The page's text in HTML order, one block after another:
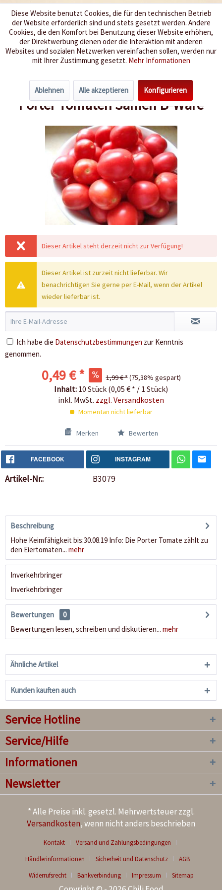
Wir würzen Ihr Leben
Menü
Übersicht Fundgrube
Porter Tomaten Samen B-Ware
Dieser Artikel steht derzeit nicht zur Verfügung!
Dieser Artikel ist zurzeit nicht lieferbar. Wir
benachrichtigen Sie gerne per E-Mail, wenn der Artikel
wieder lieferbar ist.
Ich habe die Datenschutzbestimmungen zur Kenntnis
genommen.
0,49 € * 1,99 € *(75,38% gespart)
Inhalt: 10 Stück (0,05 € * / 1 Stück)
inkl. MwSt. zzgl. Versandkosten
Momentan nicht lieferbar
Merken Bewerten
FACEBOOK INSTAGRAM
Artikel-Nr.: B3079
Beschreibung
Hohe Keimfähigkeit bis:30.08.19 Info: Die Porter Tomate zählt zu
den Eiertomaten... mehr
Inverkehrbringer
Inverkehrbringer
Bewertungen
0
Bewertungen lesen, schreiben und diskutieren... mehr
Ähnliche Artikel
Kunden kauften auch
Service Hotline
Service/Hilfe
Informationen
Newsletter
* Alle Preise inkl. gesetzl. Mehrwertsteuer zzgl.
Versandkosten, wenn nicht anders beschrieben
Kontakt
Versand und Zahlungsbedingungen
Händlerinformationen
Sicherheit und Datenschutz
AGB
Widerrufsrecht
Bankverbindung Impressum Sitemap
Diese Website benutzt Cookies, die für den technischen Betrieb
der Website erforderlich sind und stets gesetzt werden. Andere
Cookies, die den Komfort bei Benutzung dieser Website erhöhen,
der Direktwerbung dienen oder die Interaktion mit anderen
Websites und sozialen Netzwerken vereinfachen sollen, werden nur
mit Ihrer Zustimmung gesetzt. Mehr Informationen
Ablehnen Alle akzeptieren Konfigurieren